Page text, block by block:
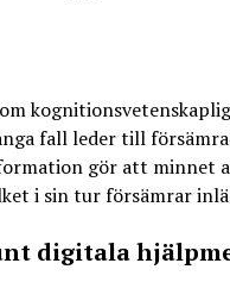
fall leder till
gör att minnet
i sin tur försämrar
digitala